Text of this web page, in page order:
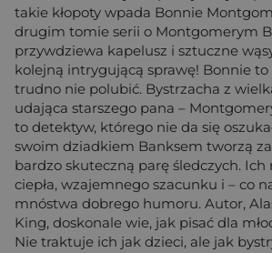
takie kłopoty wpada Bonnie
drugim tomie serii o Montgomerym
przywdziewa kapelusz i sztuczne
kolejną intrygującą sprawę! Bonnie
trudno nie polubić. Bystrzacha z
udająca starszego pana –
to detektyw, którego nie da się
swoim dziadkiem Banksem tworzą
bardzo skuteczną parę śledczych. Ich
ciepła, wzajemnego szacunku i – co
mnóstwa dobrego humoru. Autor,
King, doskonale wie, jak pisać dla
Nie traktuje ich jak dzieci, ale jak